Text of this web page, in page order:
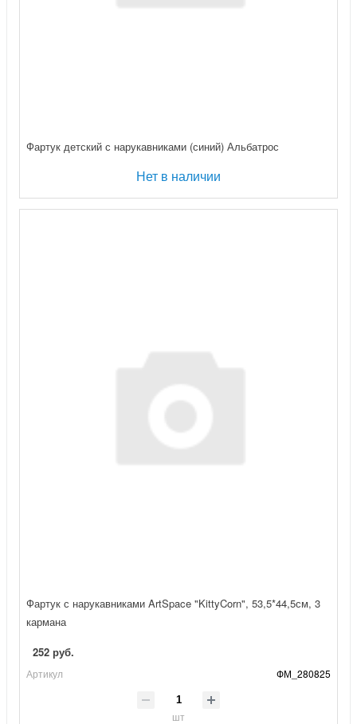
Фартук детский с нарукавниками (синий) Альбатрос
Нет в наличии
Фартук с нарукавниками ArtSpace "KittyCorn", 53,5*44,5см, 3
кармана
252 руб.
Артикул ФМ_280825
шт